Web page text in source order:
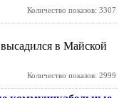
Количество показов: 3307
в Майской
Количество показов: 2999